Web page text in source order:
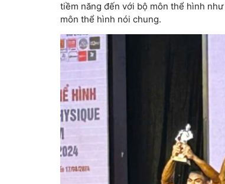
tiềm năng đến với bộ môn thể hình
môn thể hình nói chung.